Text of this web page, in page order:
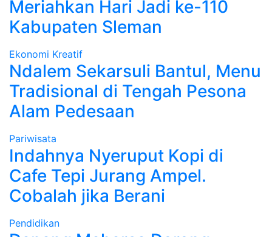
Meriahkan Hari Jadi ke-110
Kabupaten Sleman
Ekonomi Kreatif
Ndalem Sekarsuli Bantul, Menu
Tradisional di Tengah Pesona
Alam Pedesaan
Pariwisata
Indahnya Nyeruput Kopi di
Cafe Tepi Jurang Ampel.
Cobalah jika Berani
Pendidikan